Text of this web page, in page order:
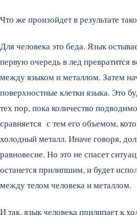
Что же произойдет в результате
Для человека это беда. Язык
первую очередь в лед превратится
между языком и металлом. Затем
поверхностные клетки языка. Это
тех пор, пока количество
сравняется с тем его объемом,
холодный металл. Иначе говоря,
равновесие. Но это не спасет
останется прилипшим, и будет
между телом человека и металлом.
И так, язык человека прилипает к